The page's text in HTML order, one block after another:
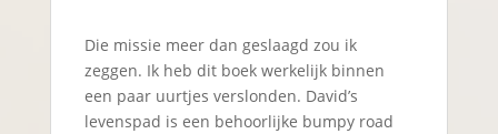
Die missie meer dan geslaagd zou ik
zeggen. Ik heb dit boek werkelijk binnen
een paar uurtjes verslonden. David’s
levenspad is een behoorlijke bumpy road